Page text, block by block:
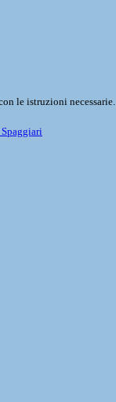
le istruzioni necessarie.